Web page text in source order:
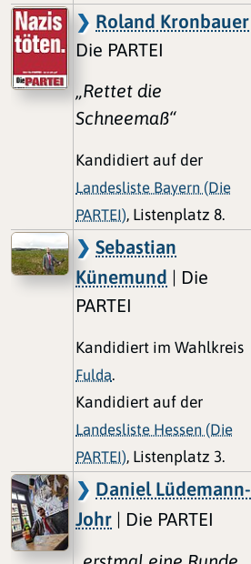
Roland Kronbauer
Die PARTEI
„Rettet die
Schneemaß“
Kandidiert auf der
Landesliste Bayern (Die
PARTEI), Listenplatz 8.
Sebastian
Künemund | Die
PARTEI
Kandidiert im Wahlkreis
Fulda.
Kandidiert auf der
Landesliste Hessen (Die
PARTEI), Listenplatz 3.
Daniel Lüdemann-
Johr | Die PARTEI